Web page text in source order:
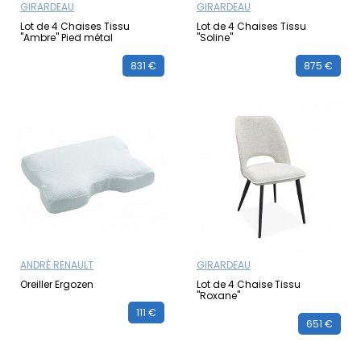
GIRARDEAU
Lot de 4 Chaises Tissu
"Ambre" Pied métal
831 €
GIRARDEAU
Lot de 4 Chaises Tissu
"Soline"
875 €
ANDRÉ RENAULT
Oreiller Ergozen
111 €
GIRARDEAU
Lot de 4 Chaise Tissu
"Roxane"
651 €